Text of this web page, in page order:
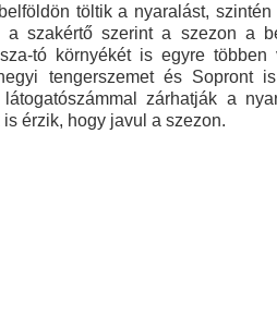
töltik a nyaralást,
a szakértő szerint a szezon a
tó környékét is egyre
tengerszemet és Sopront
zárhatják a
érzik, hogy javul a szezon.